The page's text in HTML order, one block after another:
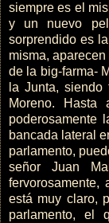
siempre es el
y un nuevo
sorprendido es
misma,
de la big-farma-
la Junta, siendo
Moreno. Hasta
poderosamente
bancada lateral
parlamento,
señor Juan
fervorosamente,
está muy claro,
parlamento, el